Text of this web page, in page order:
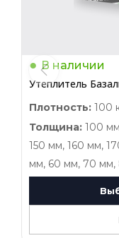
В наличии
Утеплитель
Плотность: 100
Толщина: 100
150 мм, 160 мм,
мм, 60 мм, 70